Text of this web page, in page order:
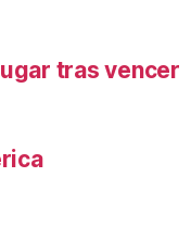
tras vencer